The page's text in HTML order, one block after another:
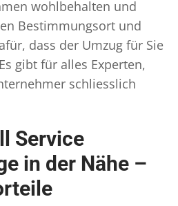
wohlbehalten und
Bestimmungsort und
dass der Umzug für Sie
gibt für alles Experten,
schliesslich
Service
in der Nähe –